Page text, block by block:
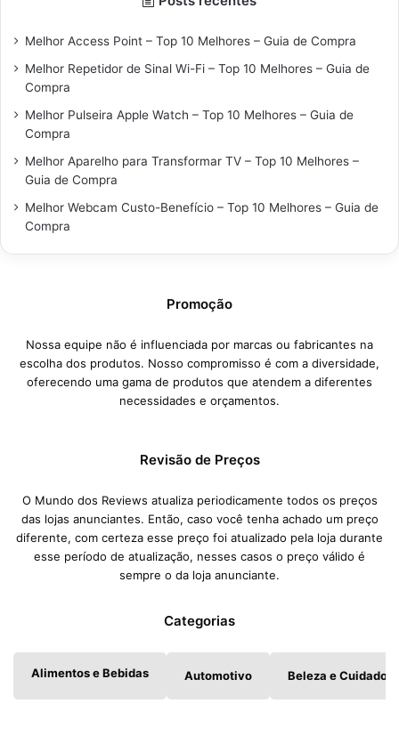
Melhor Access Point – Top 10 Melhores – Guia de Compra
Melhor Repetidor de Sinal Wi-Fi – Top 10 Melhores – Guia de
Compra
Melhor Pulseira Apple Watch – Top 10 Melhores – Guia de
Compra
Melhor Aparelho para Transformar TV – Top 10 Melhores –
Guia de Compra
Melhor Webcam Custo-Benefício – Top 10 Melhores – Guia de
Compra
Promoção
Nossa equipe não é influenciada por marcas ou fabricantes na
escolha dos produtos. Nosso compromisso é com a diversidade,
oferecendo uma gama de produtos que atendem a diferentes
necessidades e orçamentos.
Revisão de Preços
O Mundo dos Reviews atualiza periodicamente todos os preços
das lojas anunciantes. Então, caso você tenha achado um preço
diferente, com certeza esse preço foi atualizado pela loja durante
esse período de atualização, nesses casos o preço válido é
sempre o da loja anunciante.
Categorias
Alimentos e Bebidas Automotivo Beleza e Cuidados